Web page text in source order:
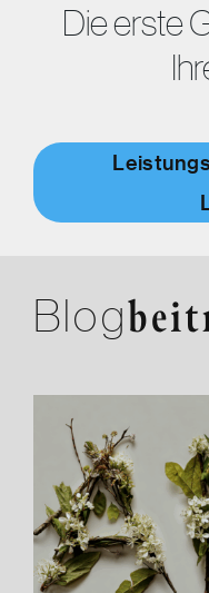
Die erste
Blog